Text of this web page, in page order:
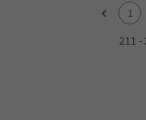
1
211 -